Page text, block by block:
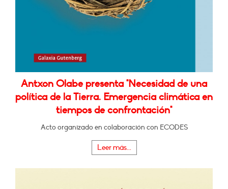
Antxon Olabe presenta "Necesidad de una
política de la Tierra. Emergencia climática en
tiempos de confrontación"
Acto organizado en colaboración con ECODES
Leer más...